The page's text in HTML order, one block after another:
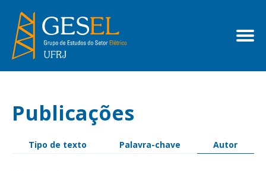
Publicações
Tipo de texto Palavra-chave Autor